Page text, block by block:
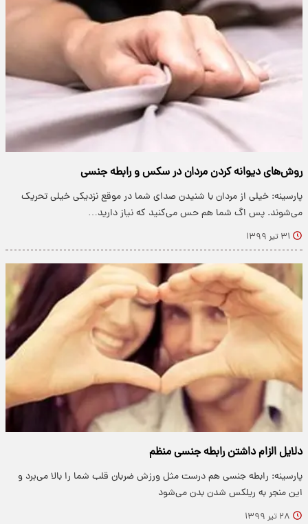
روش‌های دیوانه کردن مردان در سکس و رابطه جنسی
پارسینه: خیلی از مردان با شنیدن صدای شما در موقع نزدیکی خیلی تحریک
می‌شوند. پس اگ شما هم حس می‌کنید که نیاز دارید…
۳۱ تیر ۱۳۹۹
دلایل الزام داشتن رابطه جنسی منظم
پارسینه: رابطه ‌جنسی هم درست مثل ورزش ضربان قلب شما را بالا می‌برد و
این منجر به ریلکس شدن بدن می‌شود
۲۸ تیر ۱۳۹۹